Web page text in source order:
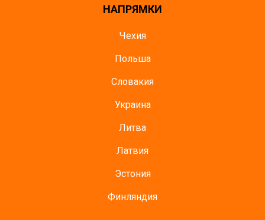
НАПРЯМКИ
Чехия
Польша
Словакия
Украина
Литва
Латвия
Эстония
Финляндия